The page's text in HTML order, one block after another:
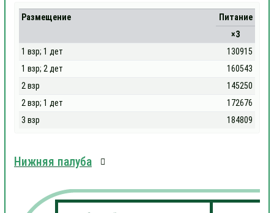
Размещение
Питание
×3
1 взр; 1 дет
130915
1 взр; 2 дет
160543
2 взр
145250
2 взр; 1 дет
172676
3 взр
184809
Нижняя палуба